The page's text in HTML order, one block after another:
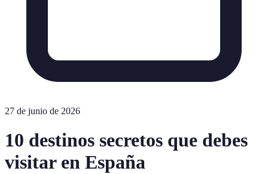
27 de junio de 2026
10 destinos secretos que debes
visitar en España